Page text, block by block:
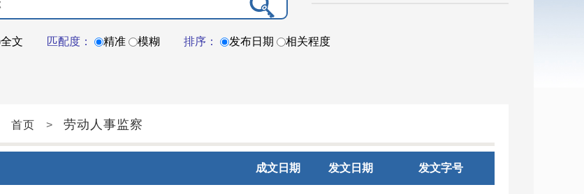
全文 匹配度： 精准 模糊 排序： 发布日期 相关程度
首页 > 劳动人事监察
成文日期 发文日期 发文字号